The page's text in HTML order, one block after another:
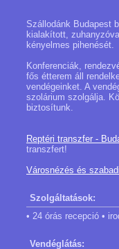
Szállodánk Budapest
kialakított,
kényelmes pihenését.
Konferenciák,
fős étterem áll
vendégeinket. A
szolárium szolgálja.
biztosítunk.
Reptéri transzfer -
transzfert!
Városnézés és
Szolgáltatások:
• 24 órás recepció •
Vendéglátás: